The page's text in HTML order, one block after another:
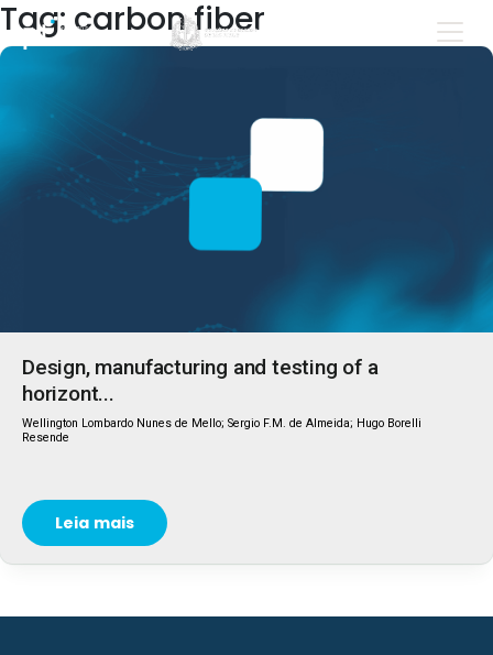
Tag: carbon fiber
Design, manufacturing and testing of a
horizont...
Wellington Lombardo Nunes de Mello; Sergio F.M. de Almeida; Hugo Borelli
Resende
Leia mais